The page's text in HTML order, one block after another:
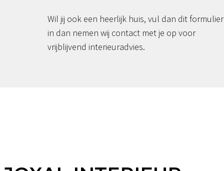
Wil jij ook een heerlijk huis, vul dan dit formulier
in dan nemen wij contact met je op voor
vrijblijvend interieuradvies.